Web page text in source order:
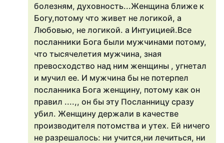
болезням, духовность...Женщина ближе к
Богу,потому что живет не логикой, а
Любовью, не логикой. а Интуицией.Все
посланники Бога были мужчинами потому,
что тысячелетия мужчина, зная
превосходство над ним женщины , угнетал
и мучил ее. И мужчина бы не потерпел
посланника Бога женщину, потому как он
правил ....,, он бы эту Посланницу сразу
убил. Женщину держали в качестве
производителя потомства и утех. Ей ничего
не разрешалось: ни учится,ни лечиться, ни